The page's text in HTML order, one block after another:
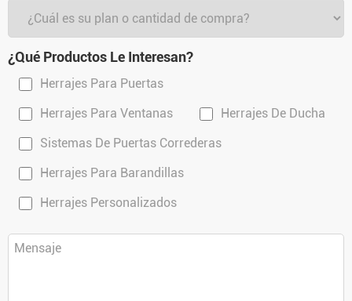
¿Qué Productos Le Interesan?
Herrajes Para Puertas
Herrajes Para Ventanas
Herrajes De Ducha
Sistemas De Puertas Correderas
Herrajes Para Barandillas
Herrajes Personalizados